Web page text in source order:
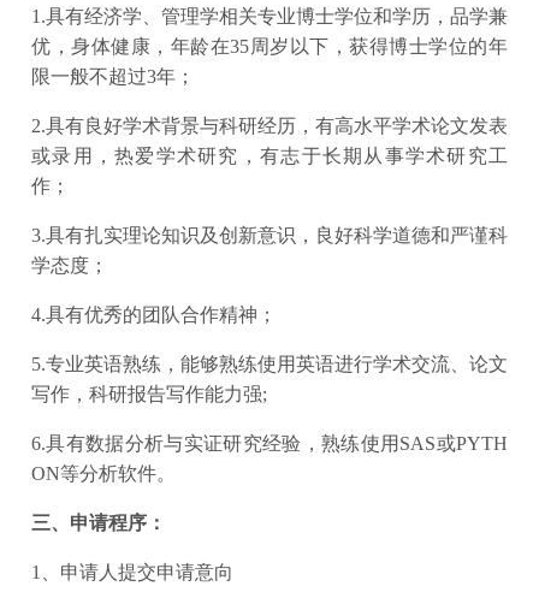
1.具有经济学、管理学相关专业博士学位和学历，品学兼
优，身体健康，年龄在35周岁以下，获得博士学位的年
限一般不超过3年；
2.具有良好学术背景与科研经历，有高水平学术论文发表
或录用，热爱学术研究，有志于长期从事学术研究工
作；
3.具有扎实理论知识及创新意识，良好科学道德和严谨科
学态度；
4.具有优秀的团队合作精神；
5.专业英语熟练，能够熟练使用英语进行学术交流、论文
写作，科研报告写作能力强;
6.具有数据分析与实证研究经验，熟练使用SAS或PYTH
ON等分析软件。
三、申请程序：
1、申请人提交申请意向